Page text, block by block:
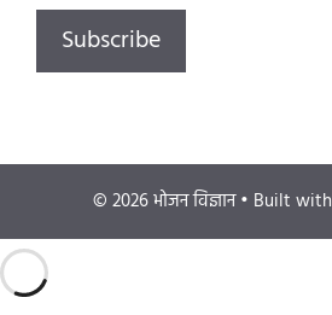
© 2026 भोजन विज्ञान• Built with